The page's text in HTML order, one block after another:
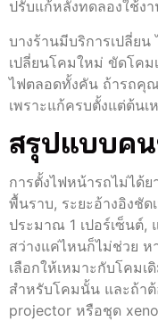
ปรับแก้หลังทดลองใช้ง
บางร้านมีบริการเปลี่ย
เปลี่ยนโคมใหม่ ขัดโคม
ไฟตลอดทั้งคัน ถ้ารถคุ
เพราะแก้ครบตั้งแต่ต้นเ
สรุปแบบค
การตั้งไฟหน้ารถไม่ได้
พื้นราบ, ระยะอ้างอิงชัด
ประมาณ 1 เปอร์เซ็นต์
สว่างแค่ไหนก็ไม่ช่วย ห
เลือกให้เหมาะกับโคม
สำหรับโคมนั้น และถ้า
projector หรือชุด